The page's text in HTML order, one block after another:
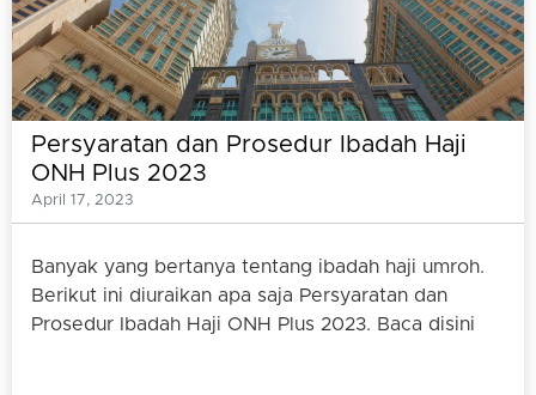
Persyaratan dan Prosedur Ibadah Haji
ONH Plus 2023
April 17, 2023
Banyak yang bertanya tentang ibadah haji umroh.
Berikut ini diuraikan apa saja Persyaratan dan
Prosedur Ibadah Haji ONH Plus 2023. Baca disini